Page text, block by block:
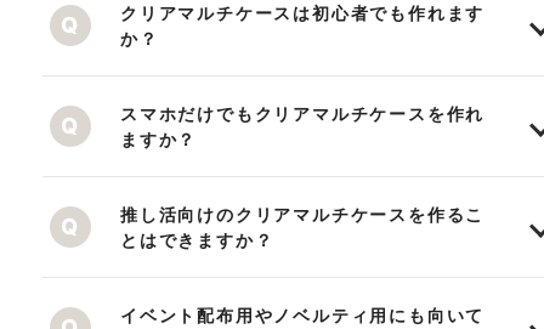
クリアマルチケースは初心者でも作れます
か？
スマホだけでもクリアマルチケースを作れ
ますか？
推し活向けのクリアマルチケースを作るこ
とはできますか？
イベント配布用やノベルティ用にも向いて